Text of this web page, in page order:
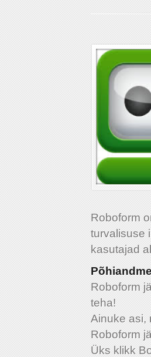
Roboform
turvalisuse
kasutajad
Roboform
teha!
Ainuke asi,
Roboform
Üks klikk